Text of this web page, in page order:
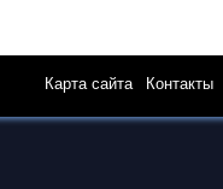
Карта сайта| Контакты